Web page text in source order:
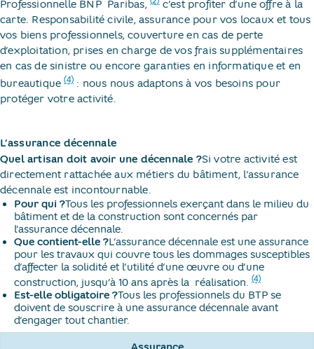
Professionnelle BNP ​ Paribas,​
c’est profiter d’une offre à la
carte. Responsabilité civile, assurance pour vos locaux et tous
vos biens professionnels, couverture en cas de perte
d’exploitation, prises en charge de vos frais supplémentaires
en cas de sinistre ou encore garanties en informatique et en ​
bureautique​(4) : nous nous adaptons à vos besoins pour
protéger votre activité.
L’assurance décennale
Quel artisan doit avoir une décennale ?Si votre activité est
directement rattachée aux métiers du bâtiment, l’assurance
décennale est incontournable.
Pour qui ?Tous les professionnels exerçant dans le milieu du
bâtiment et de la construction sont concernés par
l’assurance décennale.
Que contient-elle ?L’assurance décennale est une assurance
pour les travaux qui couvre tous les dommages susceptibles
d’affecter la solidité et l’utilité d’une œuvre ou d’une
construction, jusqu’à 10 ans après la ​ réalisation.​ (4)
Est-elle obligatoire ?Tous les professionnels du BTP se
doivent de souscrire à une assurance décennale avant
d’engager tout chantier.